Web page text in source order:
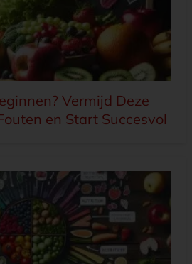
Vermijd Deze
en Start Succesvol